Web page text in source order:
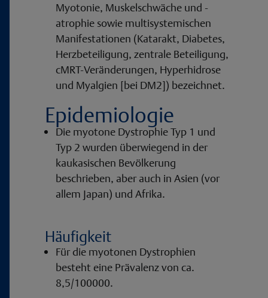
Myotonie, Muskelschwäche und -
atrophie sowie multisystemischen
Manifestationen (Katarakt, Diabetes,
Herzbeteiligung, zentrale Beteiligung,
cMRT-Veränderungen, Hyperhidrose
und Myalgien [bei DM2]) bezeichnet.
Epidemiologie
Die myotone Dystrophie Typ 1 und
Typ 2 wurden überwiegend in der
kaukasischen Bevölkerung
beschrieben, aber auch in Asien (vor
allem Japan) und Afrika.
Häufigkeit
Für die myotonen Dystrophien
besteht eine Prävalenz von ca.
8,5/100000.